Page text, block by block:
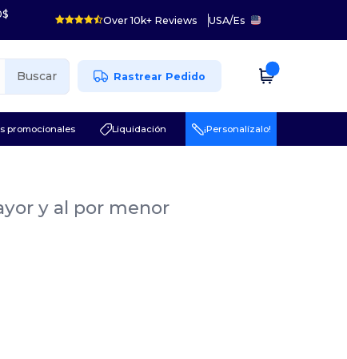
Over 10k+ Reviews USA/Es
Buscar Rastrear Pedido
promocionales Liquidación ¡Personalízalo!
y al por menor